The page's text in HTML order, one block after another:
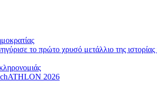
το πρώτο χρυσό μετάλλιο της ιστορίας
2026